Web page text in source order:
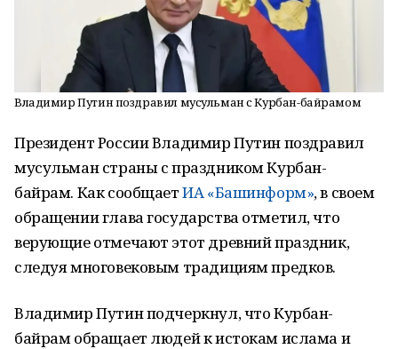
Владимир Путин поздравил мусульман с Курбан-байрамом
Президент России Владимир Путин поздравил
мусульман страны с праздником Курбан-
байрам. Как сообщаетИА «Башинформ», в своем
обращении глава государства отметил, что
верующие отмечают этот древний праздник,
следуя многовековым традициям предков.
Владимир Путин подчеркнул, что Курбан-
байрам обращает людей к истокам ислама и